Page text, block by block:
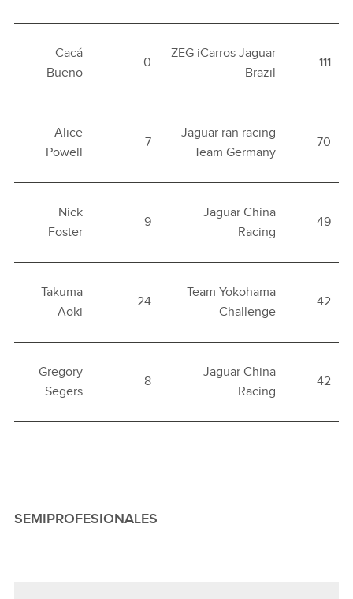
Cacá
Bueno
0
ZEG iCarros Jaguar
Brazil
111
Alice
Powell
7
Jaguar ran racing
Team Germany
70
Nick
Foster
9
Jaguar China
Racing
49
Takuma
Aoki
24
Team Yokohama
Challenge
42
Gregory
Segers
8
Jaguar China
Racing
42
SEMIPROFESIONALES